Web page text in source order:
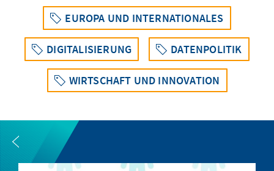
EUROPA UND INTERNATIONALES
DIGITALISIERUNG DATENPOLITIK
WIRTSCHAFT UND INNOVATION